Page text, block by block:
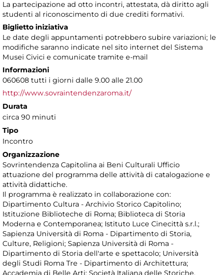
La partecipazione ad otto incontri, attestata, dà diritto agli
studenti al riconoscimento di due crediti formativi.
Biglietto iniziativa
Le date degli appuntamenti potrebbero subire variazioni; le
modifiche saranno indicate nel sito internet del Sistema
Musei Civici e comunicate tramite e-mail
Informazioni
060608 tutti i giorni dalle 9.00 alle 21.00
http://www.sovraintendenzaroma.it/
Durata
circa 90 minuti
Tipo
Incontro
Organizzazione
Sovrintendenza Capitolina ai Beni Culturali Ufficio
attuazione del programma delle attività di catalogazione e
attività didattiche.
Il programma è realizzato in collaborazione con:
Dipartimento Cultura - Archivio Storico Capitolino;
Istituzione Biblioteche di Roma; Biblioteca di Storia
Moderna e Contemporanea; Istituto Luce Cinecittà s.r.l.;
Sapienza Università di Roma - Dipartimento di Storia,
Culture, Religioni; Sapienza Università di Roma -
Dipartimento di Storia dell'arte e spettacolo; Università
degli Studi Roma Tre - Dipartimento di Architettura;
Accademia di Belle Arti; Società Italiana delle Storiche.